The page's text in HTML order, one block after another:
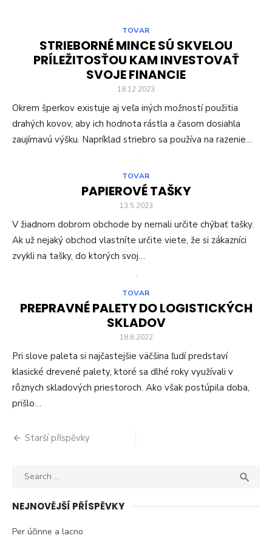
TOVAR
STRIEBORNÉ MINCE SÚ SKVELOU
PRÍLEŽITOSŤOU KAM INVESTOVAŤ
SVOJE FINANCIE
18.12.2023
Okrem šperkov existuje aj veľa iných možností použitia
drahých kovov, aby ich hodnota rástla a časom dosiahla
zaujímavú výšku. Napríklad striebro sa používa na razenie…
TOVAR
PAPIEROVÉ TAŠKY
13.5.2023
V žiadnom dobrom obchode by nemali určite chýbať tašky.
Ak už nejaký obchod vlastníte určite viete, že si zákazníci
zvykli na tašky, do ktorých svoj…
TOVAR
PREPRAVNÉ PALETY DO LOGISTICKÝCH
SKLADOV
18.6.2022
Pri slove paleta si najčastejšie väčšina ľudí predstaví
klasické drevené palety, ktoré sa dlhé roky využívali v
rôznych skladových priestoroch. Ako však postúpila doba,
prišlo…
Navigace
příspěvky
Starší příspěvky
Search

NEJNOVĚJŠÍ PŘÍSPĚVKY
Per účinne a lacno